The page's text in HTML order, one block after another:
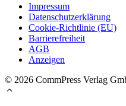
Impressum
Datenschutzerklärung
Cookie-Richtlinie (EU)
Barrierefreiheit
AGB
Anzeigen
© 2026 CommPress Verlag